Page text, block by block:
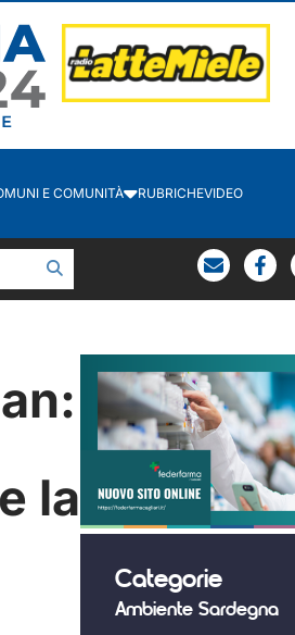
E COMUNITÀ RUBRICHEVIDEO
la
Categorie
Ambiente Sardegna